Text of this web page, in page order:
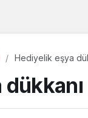
Hediyelik eşya